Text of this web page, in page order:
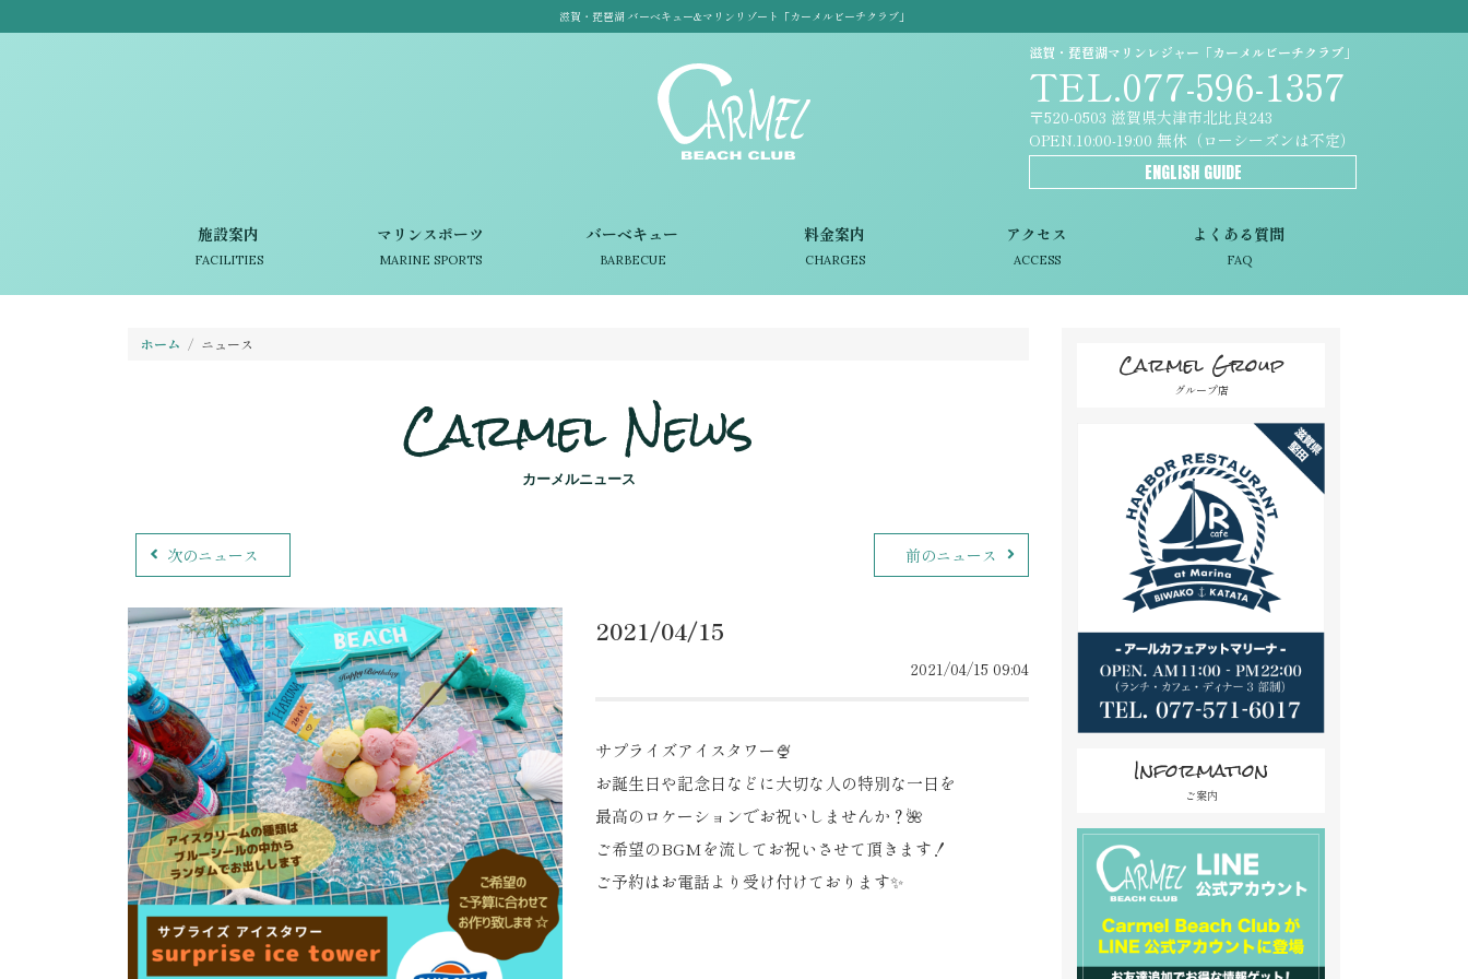
滋賀・琵琶湖 バーベキュー&マリンリゾート「カーメルビーチクラブ」
施設案内
FACILITIES
マリンスポーツ
MARINE SPORTS
バーベキュー
BARBECUE
料金案内
CHARGES
アクセス
ACCESS
よくある質問
FAQ
滋賀・琵琶湖マリンレジャー「カーメルビーチクラブ」
TEL.077-596-1357
〒520-0503 滋賀県大津市北比良243
OPEN.10:00-19:00 無休（ローシーズンは不定）
ENGLISH GUIDE
ホーム ニュース
Carmel News
カーメルニュース
次のニュース 前のニュース
2021/04/15
2021/04/15 09:04
サプライズアイスタワー🍨
お誕生日や記念日などに大切な人の特別な一日を
最高のロケーションでお祝いしませんか？🌺
ご希望のBGMを流してお祝いさせて頂きます！
ご予約はお電話より受け付けております✨
Carmel Group
グループ店
Information
ご案内